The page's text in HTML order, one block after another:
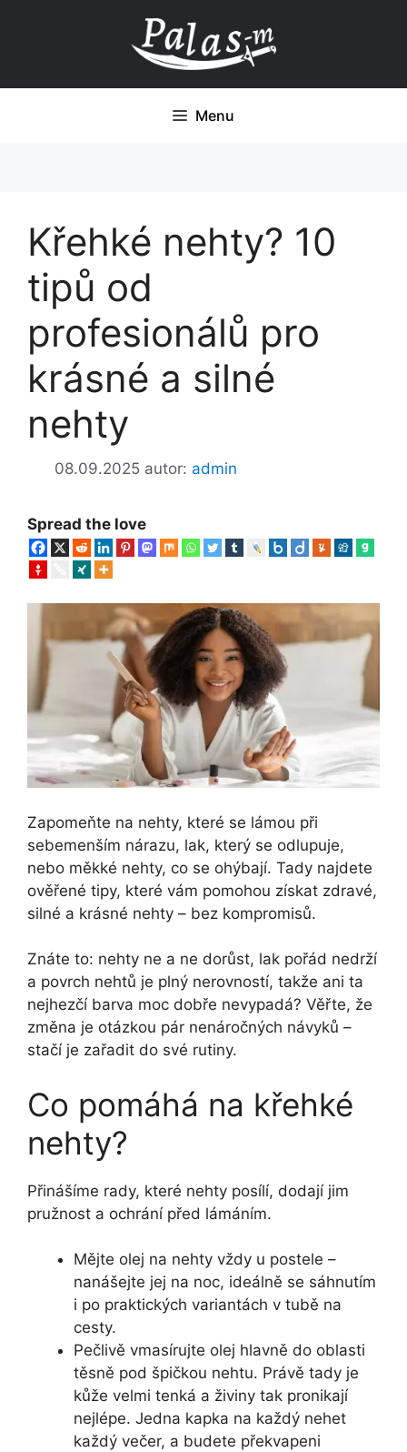
Menu
Křehké nehty? 10
tipů od
profesionálů pro
krásné a silné
nehty
08.09.2025 autor: admin
Spread the love
Zapomeňte na nehty, které se lámou při
sebemenším nárazu, lak, který se odlupuje,
nebo měkké nehty, co se ohýbají. Tady najdete
ověřené tipy, které vám pomohou získat zdravé,
silné a krásné nehty – bez kompromisů.
Znáte to: nehty ne a ne dorůst, lak pořád nedrží
a povrch nehtů je plný nerovností, takže ani ta
nejhezčí barva moc dobře nevypadá? Věřte, že
změna je otázkou pár nenáročných návyků –
stačí je zařadit do své rutiny.
Co pomáhá na křehké
nehty?
Přinášíme rady, které nehty posílí, dodají jim
pružnost a ochrání před lámáním.
Mějte olej na nehty vždy u postele –
nanášejte jej na noc, ideálně se sáhnutím
i po praktických variantách v tubě na
cesty.
Pečlivě vmasírujte olej hlavně do oblasti
těsně pod špičkou nehtu. Právě tady je
kůže velmi tenká a živiny tak pronikají
nejlépe. Jedna kapka na každý nehet
každý večer, a budete překvapeni